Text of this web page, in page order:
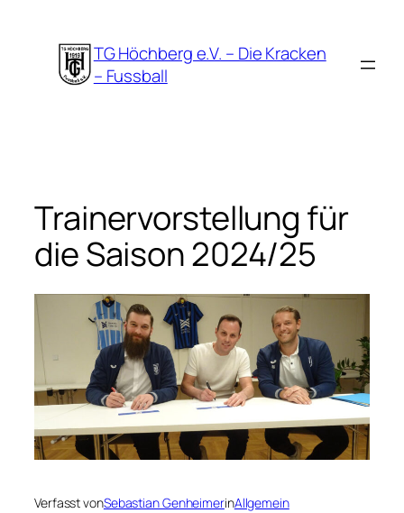
springen
TG Höchberg e.V. – Die Kracken
– Fussball
Trainervorstellung für
die Saison 2024/25
Verfasst vonSebastian GenheimerinAllgemein